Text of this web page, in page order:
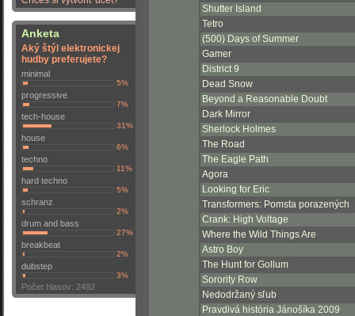
Anketa
Aký štýl elektronickej
hudby preferujete?
minimal
5%
progressive
7%
tech-house
31%
house
6%
techno
11%
hard techno
5%
schranz
2%
drum and bass
27%
breakbeat
2%
dubstep
3%
Počet hlasov: 2492
Shutter Island
Tetro
(500) Days of Summer
Gamer
District 9
Dead Snow
Beyond a Reasonable Doubt
Dark Mirror
Sherlock Holmes
The Road
The Eagle Path
Agora
Looking for Eric
Transformers: Pomsta porazených
Crank: High Voltage
Where the Wild Things Are
Astro Boy
The Hunt for Gollum
Sorority Row
Nedodržaný sľub
Pravdivá história Jánošíka 2009